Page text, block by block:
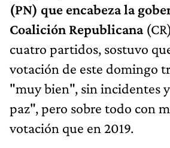
(PN) que encabeza la
Coalición Republicana
cuatro partidos, sostuvo
votación de este domingo
"muy bien", sin incidentes
paz", pero sobre todo con
votación que en 2019.